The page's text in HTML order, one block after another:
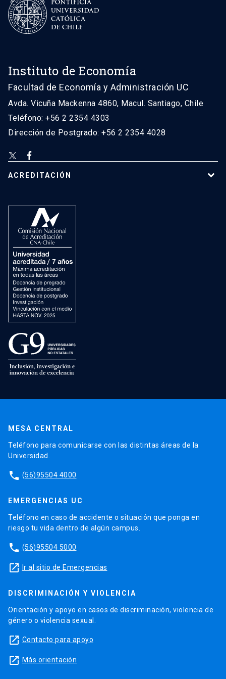
Instituto de Economía
Facultad de Economía y Administración UC
Avda. Vicuña Mackenna 4860, Macul. Santiago, Chile
Teléfono: +56 2 2354 4303
Dirección de Postgrado: +56 2 2354 4028
ACREDITACIÓN
MESA CENTRAL
Teléfono para comunicarse con las distintas áreas de la
Universidad.
phone (56)95504 4000
EMERGENCIAS UC
Teléfono en caso de accidente o situación que ponga en
riesgo tu vida dentro de algún campus.
phone (56)95504 5000
launch Ir al sitio de Emergencias
DISCRIMINACIÓN Y VIOLENCIA
Orientación y apoyo en casos de discriminación, violencia de
género o violencia sexual.
launch Contacto para apoyo
launch Más orientación